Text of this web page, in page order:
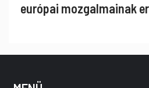
európai mozgalmainak